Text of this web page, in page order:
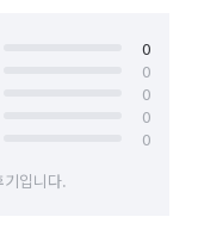
0
0
0
0
0
입니다.